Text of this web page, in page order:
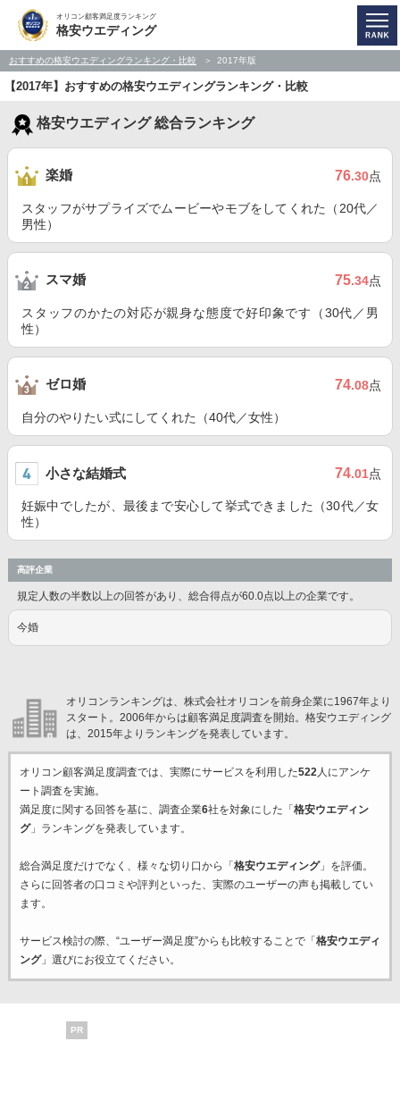
オリコン顧客満足度ランキング
格安ウエディング
おすすめの格安ウエディングランキング・比較 2017年版
【2017年】おすすめの格安ウエディングランキング・比較
格安ウエディング 総合ランキング
楽婚 76.30点
スタッフがサプライズでムービーやモブをしてくれた（20代／
男性）
スマ婚 75.34点
スタッフのかたの対応が親身な態度で好印象です（30代／男
性）
ゼロ婚 74.08点
自分のやりたい式にしてくれた（40代／女性）
小さな結婚式 74.01点
妊娠中でしたが、最後まで安心して挙式できました（30代／女
性）
高評企業
規定人数の半数以上の回答があり、総合得点が60.0点以上の企業です。
今婚
オリコンランキングは、株式会社オリコンを前身企業に1967年より
スタート。2006年からは顧客満足度調査を開始。格安ウエディング
は、2015年よりランキングを発表しています。
オリコン顧客満足度調査では、実際にサービスを利用した522人にアンケ
ート調査を実施。
満足度に関する回答を基に、調査企業6社を対象にした「 格安ウエディン
グ」ランキングを発表しています。
総合満足度だけでなく、様々な切り口から「 格安ウエディング」を評価。
さらに回答者の口コミや評判といった、実際のユーザーの声も掲載してい
ます。
サービス検討の際、“ユーザー満足度”からも比較することで「 格安ウエディ
ング」選びにお役立てください。
PR